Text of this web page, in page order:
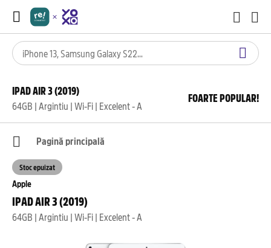
IPAD AIR 3 (2019)
64GB | Argintiu | Wi-Fi | Excelent - A
FOARTE POPULAR!
Pagină principală
Apple
IPAD AIR 3 (2019)
64GB | Argintiu | Wi-Fi | Excelent - A
Stoc epuizat